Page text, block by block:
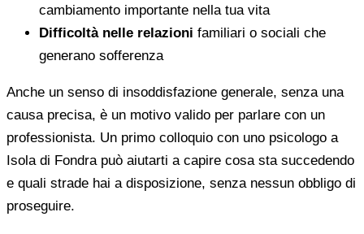
cambiamento importante nella tua vita
Difficoltà nelle relazioni familiari o sociali che
generano sofferenza
Anche un senso di insoddisfazione generale, senza una
causa precisa, è un motivo valido per parlare con un
professionista. Un primo colloquio con uno psicologo a
Isola di Fondra può aiutarti a capire cosa sta succedendo
e quali strade hai a disposizione, senza nessun obbligo di
proseguire.